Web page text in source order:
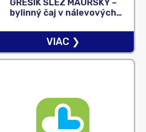
GREŠÍK SLEZ MAURSKÝ –
bylinný čaj v nálevových
VIAC ❯